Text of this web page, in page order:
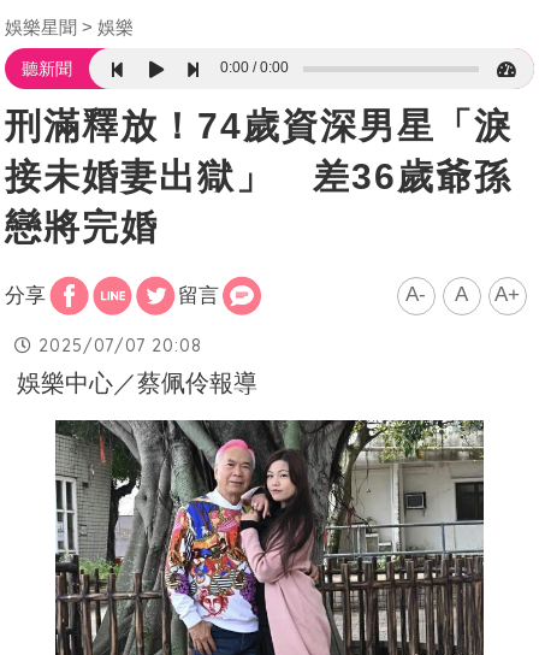
娛樂星聞 娛樂
聽新聞 0:00 0:00
刑滿釋放！74歲資深男星「淚
接未婚妻出獄」 差36歲爺孫
戀將完婚
分享 留言 A- A A+
2025/07/07 20:08
娛樂中心／蔡佩伶報導